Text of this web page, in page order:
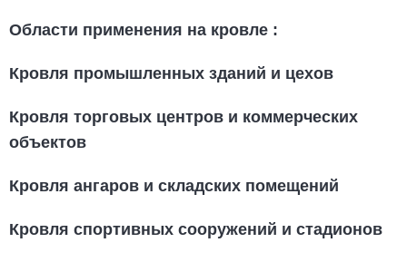
Области применения на кровле :
Кровля промышленных зданий и цехов
Кровля торговых центров и коммерческих
объектов
Кровля ангаров и складских помещений
Кровля спортивных сооружений и стадионов